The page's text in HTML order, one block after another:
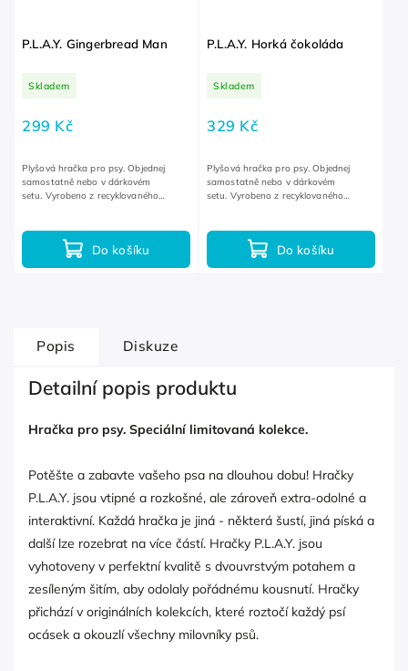
P.L.A.Y. Gingerbread Man
Skladem
299 Kč
Do košíku
Plyšová hračka pro psy. Objednej
samostatně nebo v dárkovém
setu. Vyrobeno z recyklovaného
P.L.A.Y. Horká čokoláda
Skladem
329 Kč
Do košíku
Plyšová hračka pro psy. Objednej
samostatně nebo v dárkovém
setu. Vyrobeno z recyklovaného
Popis Diskuze
Detailní popis produktu
Hračka pro psy. Speciální limitovaná kolekce.
Potěšte a zabavte vašeho psa na dlouhou dobu! Hračky
P.L.A.Y. jsou vtipné a rozkošné, ale zároveň extra-odolné a
interaktivní. Každá hračka je jiná - některá šustí, jiná píská a
další lze rozebrat na více částí. Hračky P.L.A.Y. jsou
vyhotoveny v perfektní kvalitě s dvouvrstvým potahem a
zesíleným šitím, aby odolaly pořádnému kousnutí. Hračky
přichází v originálních kolekcích, které roztočí každý psí
ocásek a okouzlí všechny milovníky psů.